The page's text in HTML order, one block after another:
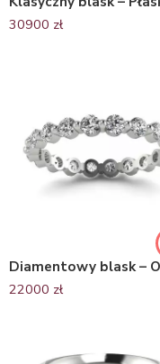
30900 zł
22000 zł